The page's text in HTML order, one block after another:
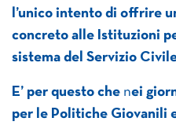
l’unico intento di offrire
concreto alle Istituzioni
sistema del Servizio
E’ per questo che nei
per le Politiche Giovanili